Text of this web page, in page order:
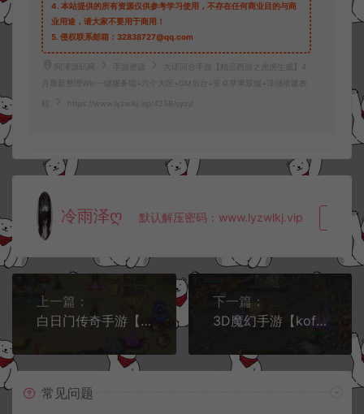
4. 本站提供的所有资源仅供参考学习使用，不存在任何商业目的与商
业用途，请大家不要用于商用！
5. 侵权联系邮箱：32838727@qq.com
阿泽源码网 手游资源
大话回合手游【精品西游之虎虎生威】4
月最新整理Win一键服务端+六个大区+GM后台+安卓苹果双端+详细搭建教
程 https://www.lyzwlkj.vip/4258/syzy/
冷雨泽ღ 默认解压密码：www.lyzwlkj.vip 复
上一篇：
白日门传奇手游【烈焰战魂】4月最新整理Win一键服务端+GM后台+安卓+详细搭建教程
下一篇：
3D魔幻手游【kof魔域】4月最新整理Win一键服务端+假人陪玩+GM工具+安卓+详细搭建教程
常见问题